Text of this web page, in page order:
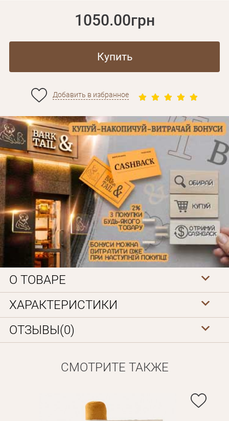
1050.00грн
Купить
Добавить в избранное
О ТОВАРЕ
ХАРАКТЕРИСТИКИ
ОТЗЫВЫ(0)
СМОТРИТЕ ТАКЖЕ
Личные данные
Вам на почту будет отправленно письмо с сылкой для